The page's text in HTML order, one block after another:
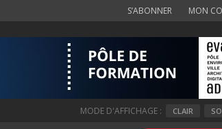
S’ABONNER MON
MODE D'AFFICHAGE : CLAIR